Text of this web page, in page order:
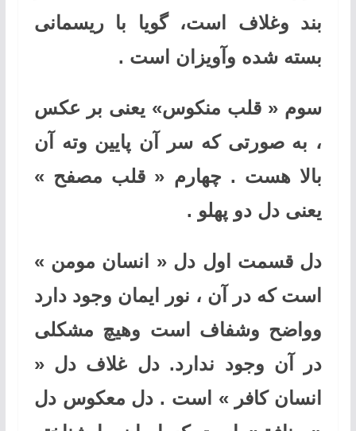
بند وغلاف است، گویا با ریسمانی
بسته شده وآویزان است .
سوم « قلب منکوس» یعنی بر عکس
، به صورتی که سر آن پایین وته آن
بالا هست . چهارم « قلب مصفح »
یعنی دل دو پهلو .
دل قسمت اول دل « انسان مومن »
است که در آن ، نور ایمان وجود دارد
وواضح وشفاف است وهیچ مشکلی
در آن وجود ندارد. دل غلاف دل «
انسان کافر » است . دل معکوس دل